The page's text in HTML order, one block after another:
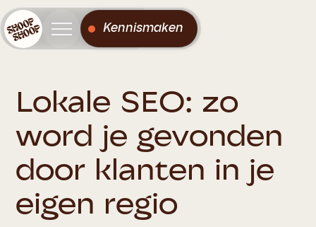
Kennismaken
Lokale SEO: zo
word je gevonden
door klanten in je
eigen regio